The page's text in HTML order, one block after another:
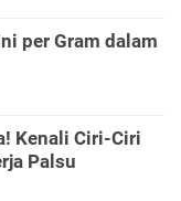
per Gram dalam
Kenali Ciri-Ciri
Palsu